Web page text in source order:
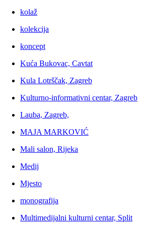
kolaž
kolekcija
koncept
Kuća Bukovac, Cavtat
Kula Lotrščak, Zagreb
Kulturno-informativni centar, Zagreb
Lauba, Zagreb,
MAJA MARKOVIĆ
Mali salon, Rijeka
Medij
Mjesto
monografija
Multimedijalni kulturni centar, Split